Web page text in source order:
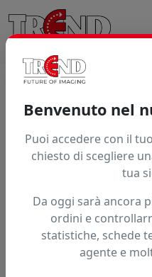
Scopri i tessuti in bobina
su abbigliamento
superiore e colori
resistenza al lavaggio.
Benvenuto nel
Puoi accedere con il
chiesto di scegliere
tua
Da oggi sarà ancora
ordini e
statistiche, schede
agente e